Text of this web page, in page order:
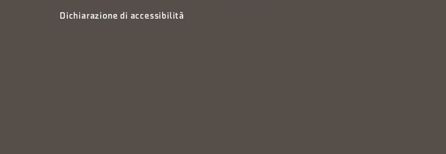
Dichiarazione di accessibilità